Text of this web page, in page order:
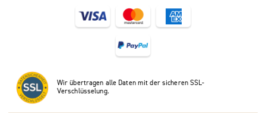
Wir übertragen alle Daten mit der sicheren SSL-
Verschlüsselung.